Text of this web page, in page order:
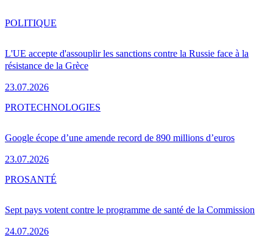
L'UE accepte d'assouplir les sanctions contre la Russie face à la
résistance de la Grèce
23.07.2026
POLITIQUE
Google écope d’une amende record de 890 millions d’euros
23.07.2026
PROTECHNOLOGIES
Sept pays votent contre le programme de santé de la Commission
24.07.2026
PROSANTÉ